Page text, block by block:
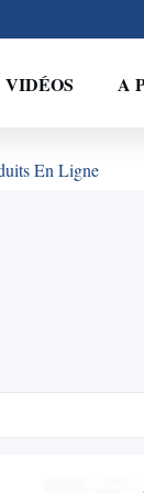
VIDÉOS A
En Ligne